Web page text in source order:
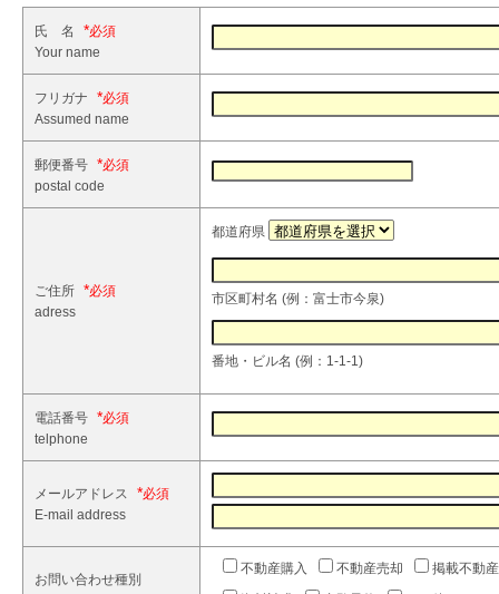
氏 名 *
Your name
フリガナ *
Assumed name
郵便番号 *
postal code
ご住所 *
adress
都道府県
市区町村名 (例：富士市今泉)
番地・ビル名 (例：1-1-1)
電話番号 *
telphone
メールアドレス *
E-mail address
お問い合わせ種別
不動産購入 不動産売却
掲載不動